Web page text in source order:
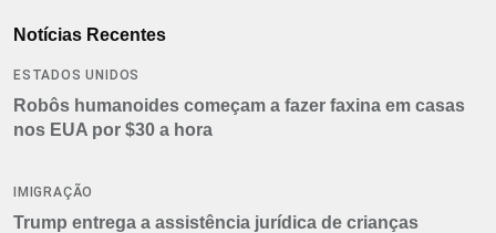
Notícias Recentes
ESTADOS UNIDOS
Robôs humanoides começam a fazer faxina em casas
nos EUA por $30 a hora
IMIGRAÇÃO
Trump entrega a assistência jurídica de crianças